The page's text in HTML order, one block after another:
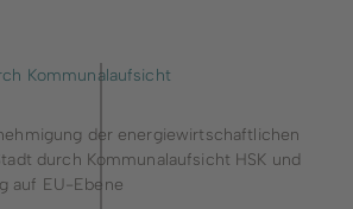
Kommunalaufsicht
der energiewirtschaftlichen
durch Kommunalaufsicht HSK und
auf EU-Ebene